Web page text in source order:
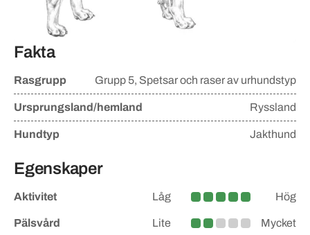
Fakta
Rasgrupp Grupp 5, Spetsar och raser av urhundstyp
Ursprungsland/hemland Ryssland
Hundtyp Jakthund
Egenskaper
Aktivitet Låg
Hög
Hög
Pälsvård Lite
Lite större
Mycket